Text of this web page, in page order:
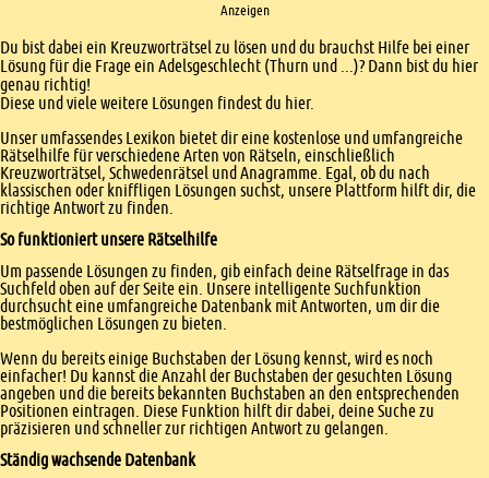
Anzeigen
Einleitung
Du bist dabei ein Kreuzworträtsel zu lösen und du brauchst Hilfe bei einer
Lösung für die Frage ein Adelsgeschlecht (Thurn und ...)? Dann bist du hier
genau richtig!
Diese und viele weitere Lösungen findest du hier.
Unser umfassendes Lexikon bietet dir eine kostenlose und umfangreiche
Rätselhilfe für verschiedene Arten von Rätseln, einschließlich
Kreuzworträtsel, Schwedenrätsel und Anagramme. Egal, ob du nach
klassischen oder kniffligen Lösungen suchst, unsere Plattform hilft dir, die
richtige Antwort zu finden.
So funktioniert unsere Rätselhilfe
Um passende Lösungen zu finden, gib einfach deine Rätselfrage in das
Suchfeld oben auf der Seite ein. Unsere intelligente Suchfunktion
durchsucht eine umfangreiche Datenbank mit Antworten, um dir die
bestmöglichen Lösungen zu bieten.
Wenn du bereits einige Buchstaben der Lösung kennst, wird es noch
einfacher! Du kannst die Anzahl der Buchstaben der gesuchten Lösung
angeben und die bereits bekannten Buchstaben an den entsprechenden
Positionen eintragen. Diese Funktion hilft dir dabei, deine Suche zu
präzisieren und schneller zur richtigen Antwort zu gelangen.
Ständig wachsende Datenbank